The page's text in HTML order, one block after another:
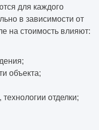
для каждого
в зависимости от
на стоимость влияют:
объекта;
отделки;